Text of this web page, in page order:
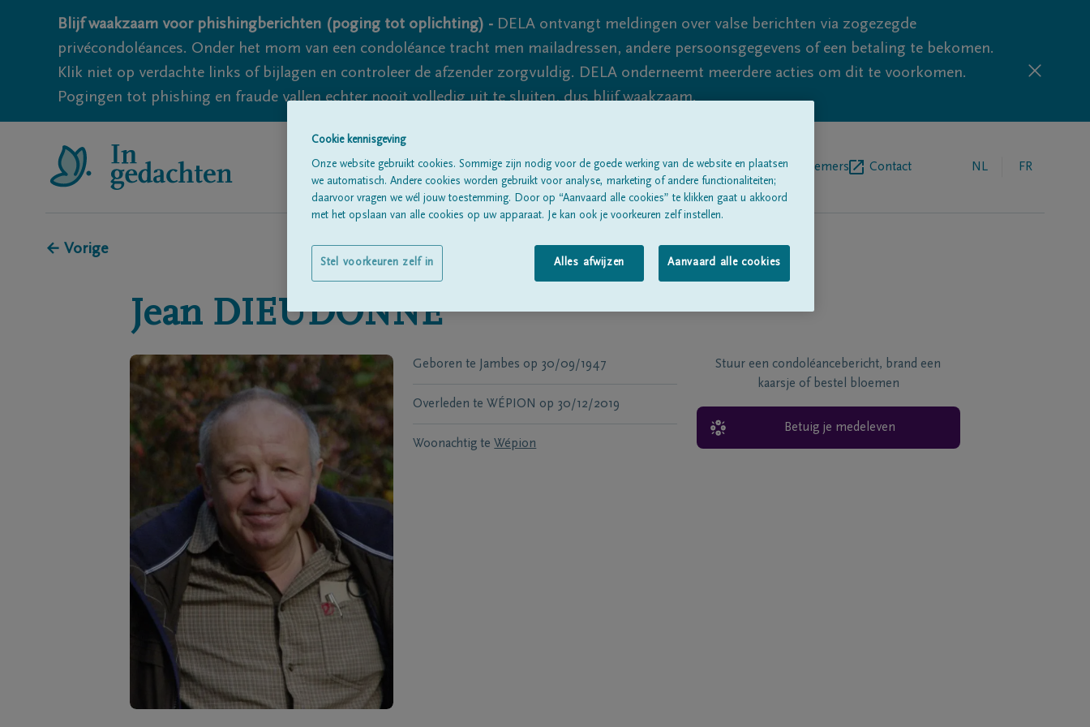
Blijf waakzaam voor phishingberichten (poging tot oplichting) - DELA ontvangt meldingen over valse berichten via zogezegde
privécondoléances. Onder het mom van een condoléance tracht men mailadressen, andere persoonsgegevens of een betaling te bekomen.
Klik niet op verdachte links of bijlagen en controleer de afzender zorgvuldig. DELA onderneemt meerdere acties om dit te voorkomen.
Pogingen tot phishing en fraude vallen echter nooit volledig uit te sluiten, dus blijf waakzaam.
Alle rouwberichtenOver onsBegrafenisondernemers Contact NL FR
← Vorige
Jean DIEUDONNÉ
Geboren te Jambes op 30/09/1947
Overleden te WÉPION op 30/12/2019
Woonachtig te Wépion
Stuur een condoléancebericht, brand een
kaarsje of bestel bloemen
Betuig je medeleven
Cookie kennisgeving
Onze website gebruikt cookies. Sommige zijn nodig voor de goede werking van de website en plaatsen
we automatisch. Andere cookies worden gebruikt voor analyse, marketing of andere functionaliteiten;
daarvoor vragen we wél jouw toestemming. Door op “Aanvaard alle cookies” te klikken gaat u akkoord
met het opslaan van alle cookies op uw apparaat. Je kan ook je voorkeuren zelf instellen.
Alles afwijzen Aanvaard alle cookies
Stel voorkeuren zelf in